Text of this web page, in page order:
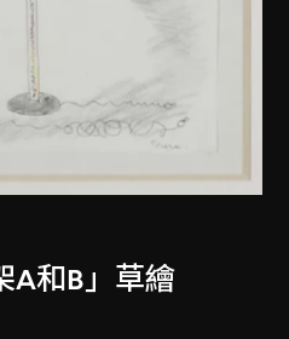
A和B」草繪